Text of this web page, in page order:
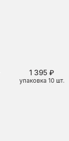
упаковка 10 шт.
1 395 ₽